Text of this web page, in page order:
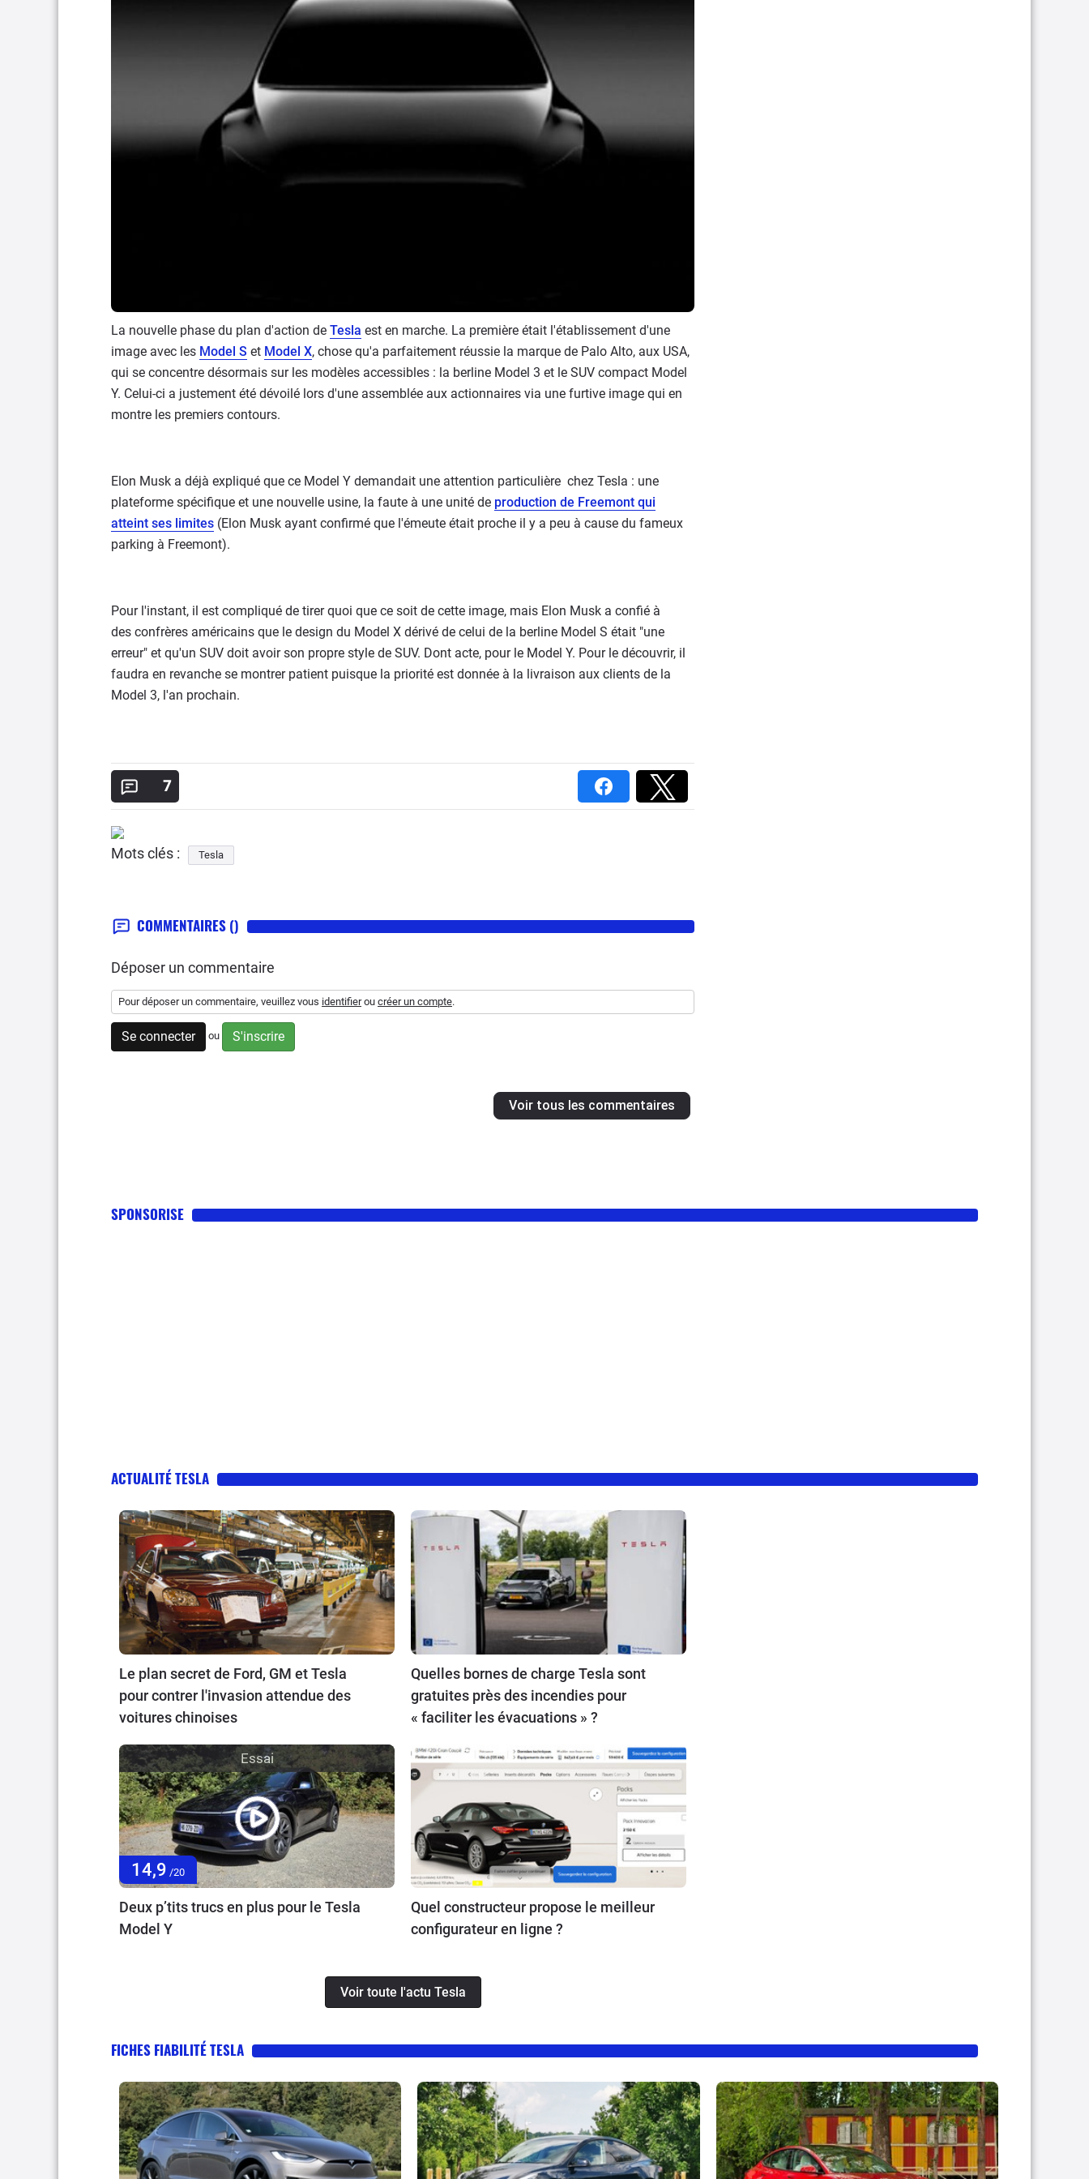
La nouvelle phase du plan d'action de Tesla est en marche. La première était l'établissement d'une
image avec les Model S et Model X, chose qu'a parfaitement réussie la marque de Palo Alto, aux USA,
qui se concentre désormais sur les modèles accessibles : la berline Model 3 et le SUV compact Model
Y. Celui-ci a justement été dévoilé lors d'une assemblée aux actionnaires via une furtive image qui en
montre les premiers contours.
Elon Musk a déjà expliqué que ce Model Y demandait une attention particulière chez Tesla : une
plateforme spécifique et une nouvelle usine, la faute à une unité de production de Freemont qui
atteint ses limites (Elon Musk ayant confirmé que l'émeute était proche il y a peu à cause du fameux
parking à Freemont).
Pour l'instant, il est compliqué de tirer quoi que ce soit de cette image, mais Elon Musk a confié à
des confrères américains que le design du Model X dérivé de celui de la berline Model S était "une
erreur" et qu'un SUV doit avoir son propre style de SUV. Dont acte, pour le Model Y. Pour le découvrir, il
faudra en revanche se montrer patient puisque la priorité est donnée à la livraison aux clients de la
Model 3, l'an prochain.
7
Mots clés : Tesla
COMMENTAIRES ()
Déposer un commentaire
Pour déposer un commentaire, veuillez vous identifierou créer un compte.
Se connecter ou S'inscrire
Voir tous les commentaires
SPONSORISE
ACTUALITÉ TESLA
Le plan secret de Ford, GM et Tesla
pour contrer l'invasion attendue des
voitures chinoises
Quelles bornes de charge Tesla sont
gratuites près des incendies pour
« faciliter les évacuations » ?
Essai
14,9 /20
Deux p’tits trucs en plus pour le Tesla
Model Y
Quel constructeur propose le meilleur
configurateur en ligne ?
Voir toute l'actu Tesla
FICHES FIABILITÉ TESLA